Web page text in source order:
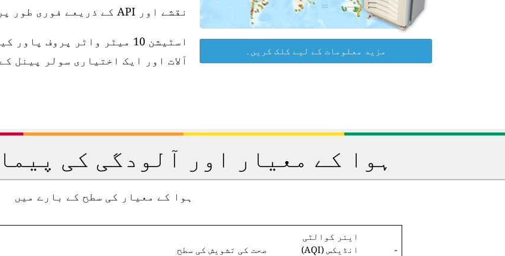
نقشے اور API کے ذریعے فوری طور پر دستیاب ہو جاتی ہے۔
آلات اور ایک اختیاری سولر پینل
مزید معلومات کے لیے کلک کریں۔
ہوا کے معیار اور آلودگی کی
ہوا کے معیار کی سطح کے بارے میں
-
ایئر کوالٹی
انڈیکس (AQI)
صحت کی تشویش کی سطح